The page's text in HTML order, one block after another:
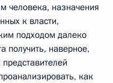
человека, назначения
к власти,
подходом далеко
получить, наверное,
как